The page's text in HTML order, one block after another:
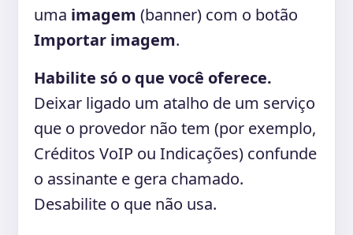
uma imagem (banner) com o botão
Importar imagem.
Habilite só o que você oferece.
Deixar ligado um atalho de um serviço
que o provedor não tem (por exemplo,
Créditos VoIP ou Indicações) confunde
o assinante e gera chamado.
Desabilite o que não usa.